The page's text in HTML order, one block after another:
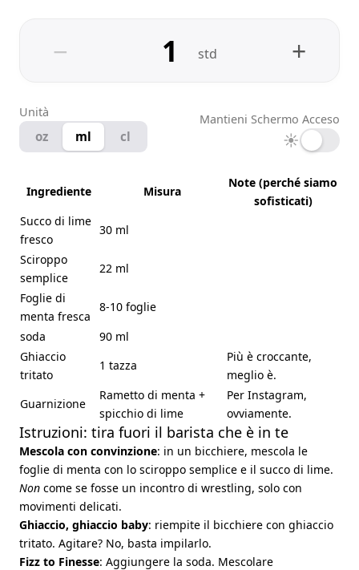
− std +
Unità
oz ml cl
Mantieni Schermo Acceso
☀
Ingrediente Misura
Note (perché siamo
sofisticati)
Succo di lime
fresco
30 ml
Sciroppo
semplice
22 ml
Foglie di
menta fresca
8-10 foglie
soda
90 ml
Ghiaccio
tritato
1 tazza
Più è croccante,
meglio è.
Guarnizione
Rametto di menta +
spicchio di lime
Per Instagram,
ovviamente.
Istruzioni: tira fuori il barista che è in te
Mescola con convinzione: in un bicchiere, mescola le
foglie di menta con lo sciroppo semplice e il succo di lime.
Non come se fosse un incontro di wrestling, solo con
movimenti delicati.
Ghiaccio, ghiaccio baby: riempite il bicchiere con ghiaccio
tritato. Agitare? No, basta impilarlo.
Fizz to Finesse: Aggiungere la soda. Mescolare